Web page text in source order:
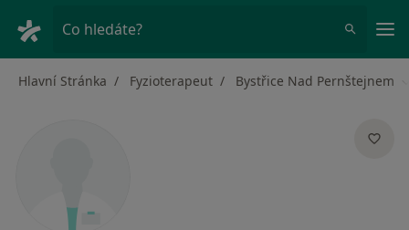
Co hledáte?
Hlavní Stránka Fyzioterapeut Bystřice Nad Pernštejnem